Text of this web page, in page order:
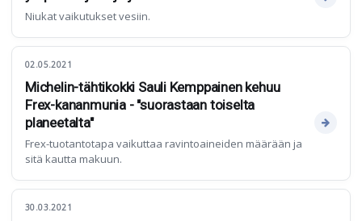
Niukat vaikutukset vesiin.
02.05.2021
Michelin-tähtikokki Sauli Kemppainen kehuu
Frex-kananmunia - "suorastaan toiselta
planeetalta"
Frex-tuotantotapa vaikuttaa ravintoaineiden määrään ja
sitä kautta makuun.
30.03.2021